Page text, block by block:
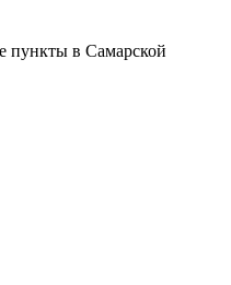
пункты в Самарской